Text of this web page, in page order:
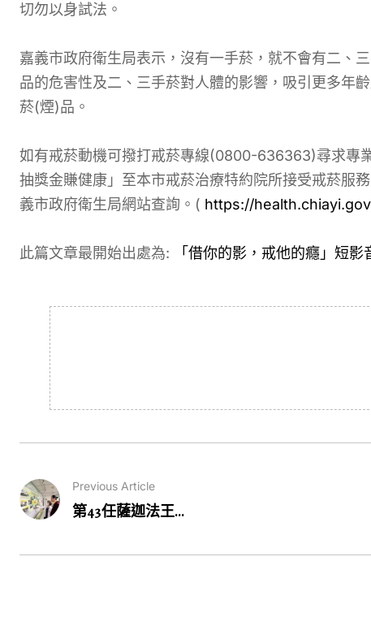
切勿以身試法。
嘉義市政府衛生局表示，沒有一手菸，就不會有二、
品的危害性及二、三手菸對人體的影響，吸引更多年
菸(煙)品。
如有戒菸動機可撥打戒菸專線(0800-636363)尋求專
抽獎金賺健康」至本市戒菸治療特約院所接受戒菸服
義市政府衛生局網站查詢。( https://
此篇文章最開始出處為: 「借你的影，戒他的癮」短
Previous Article
第43任薩迦法王...